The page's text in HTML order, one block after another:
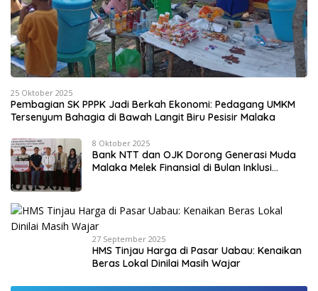
25 Oktober 2025
Pembagian SK PPPK Jadi Berkah Ekonomi: Pedagang UMKM
Tersenyum Bahagia di Bawah Langit Biru Pesisir Malaka
8 Oktober 2025
Bank NTT dan OJK Dorong Generasi Muda
Malaka Melek Finansial di Bulan Inklusi
27 September 2025
HMS Tinjau Harga di Pasar Uabau: Kenaikan
Beras Lokal Dinilai Masih Wajar